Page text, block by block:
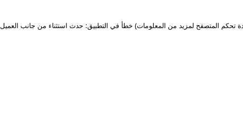
خطأ في التطبيق: حدث استثناء من جانب العميل تحكم المتصفح لمزيد من المعلومات)